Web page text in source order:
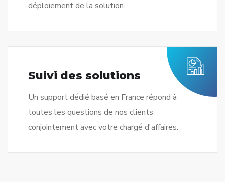
déploiement de la solution.
Suivi des solutions
Un support dédié basé en France répond à
toutes les questions de nos clients
conjointement avec votre chargé d'affaires.